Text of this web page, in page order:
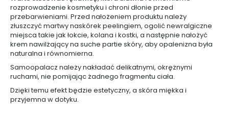
o
w
a
n
e
K
o
s
m
rozprowadzenie kosmetyku i chroni dłonie przed
przebarwieniami. Przed nałożeniem produktu należy
złuszczyć martwy naskórek peelingiem, ogolić newralgiczne
miejsca takie jak łokcie, kolana i kostki, a następnie nałożyć
krem nawilżający na suche partie skóry, aby opalenizna była
naturalna i równomierna.
Samoopalacz należy nakładać delikatnymi, okrężnymi
ruchami, nie pomijając żadnego fragmentu ciała.
Dzięki temu efekt będzie estetyczny, a skóra miękka i
przyjemna w dotyku.